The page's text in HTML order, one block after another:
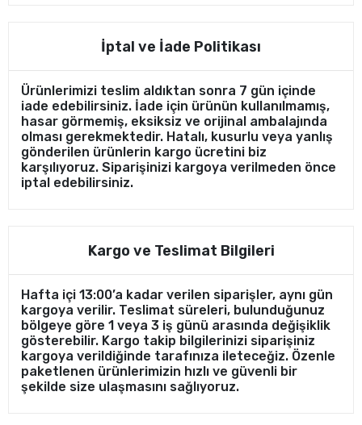
İptal ve İade Politikası
Ürünlerimizi teslim aldıktan sonra 7 gün içinde
iade edebilirsiniz. İade için ürünün kullanılmamış,
hasar görmemiş, eksiksiz ve orijinal ambalajında
olması gerekmektedir. Hatalı, kusurlu veya yanlış
gönderilen ürünlerin kargo ücretini biz
karşılıyoruz. Siparişinizi kargoya verilmeden önce
iptal edebilirsiniz.
Kargo ve Teslimat Bilgileri
Hafta içi 13:00’a kadar verilen siparişler, aynı gün
kargoya verilir. Teslimat süreleri, bulunduğunuz
bölgeye göre 1 veya 3 iş günü arasında değişiklik
gösterebilir. Kargo takip bilgilerinizi siparişiniz
kargoya verildiğinde tarafınıza ileteceğiz. Özenle
paketlenen ürünlerimizin hızlı ve güvenli bir
şekilde size ulaşmasını sağlıyoruz.